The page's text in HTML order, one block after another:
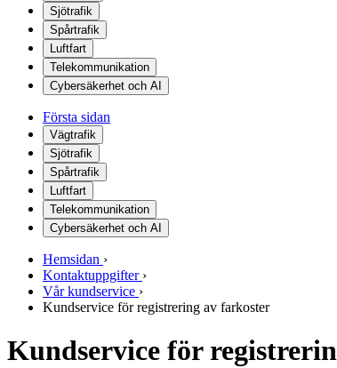
Sjötrafik
Spårtrafik
Luftfart
Telekommunikation
Cybersäkerhet och AI
Första sidan
Vägtrafik
Sjötrafik
Spårtrafik
Luftfart
Telekommunikation
Cybersäkerhet och AI
Hemsidan ›
Kontaktuppgifter ›
Vår kundservice ›
Kundservice för registrering av farkoster
Kundservice för